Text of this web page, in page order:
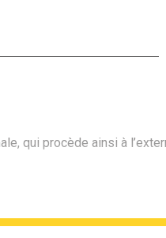
qui procède ainsi à